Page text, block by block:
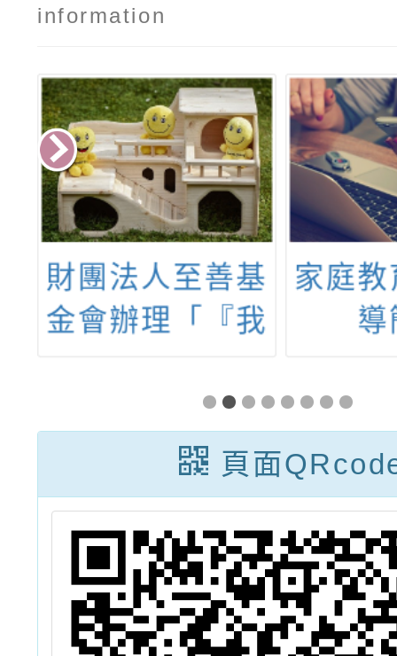
information
財團法人至善基
金會辦理「『我
遊工作坊」活動
資訊
家庭
導
頁面